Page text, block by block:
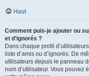
Haut
Comment puis-je ajouter ou
et d’ignorés ?
Dans chaque profil
liste d’amis ou d’ignorés. De
utilisateurs depuis le panneau
nom d’utilisateur. Vous pouvez